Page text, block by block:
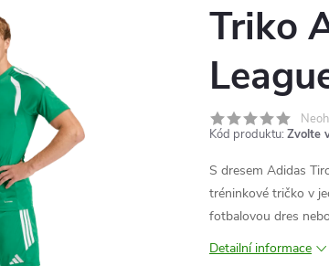
Triko
Kód produktu: Zvolte
S dresem Adidas
tréninkové tričko v
fotbalovou dres
Detailní informace